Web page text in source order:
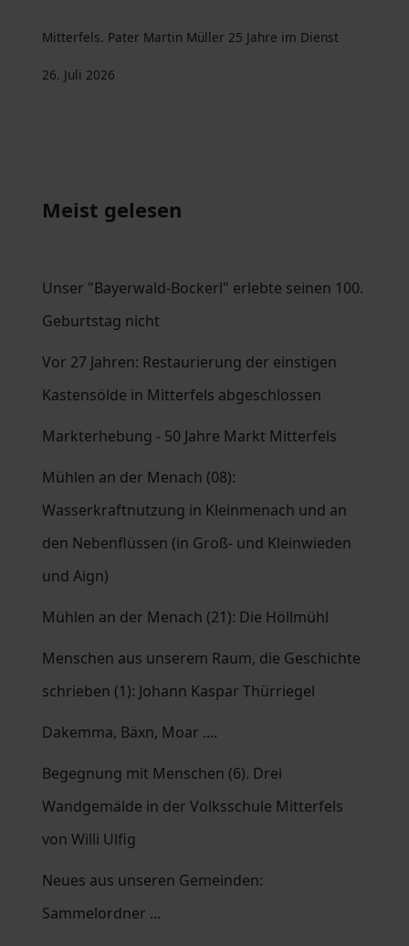
Mitterfels. Pater Martin Müller 25 Jahre im Dienst
26. Juli 2026
Meist gelesen
Unser "Bayerwald-Bockerl" erlebte seinen 100.
Geburtstag nicht
Vor 27 Jahren: Restaurierung der einstigen
Kastensölde in Mitterfels abgeschlossen
Markterhebung - 50 Jahre Markt Mitterfels
Mühlen an der Menach (08):
Wasserkraftnutzung in Kleinmenach und an
den Nebenflüssen (in Groß- und Kleinwieden
und Aign)
Mühlen an der Menach (21): Die Höllmühl
Menschen aus unserem Raum, die Geschichte
schrieben (1): Johann Kaspar Thürriegel
Dakemma, Bäxn, Moar ....
Begegnung mit Menschen (6). Drei
Wandgemälde in der Volksschule Mitterfels
von Willi Ulfig
Neues aus unseren Gemeinden:
Sammelordner ...